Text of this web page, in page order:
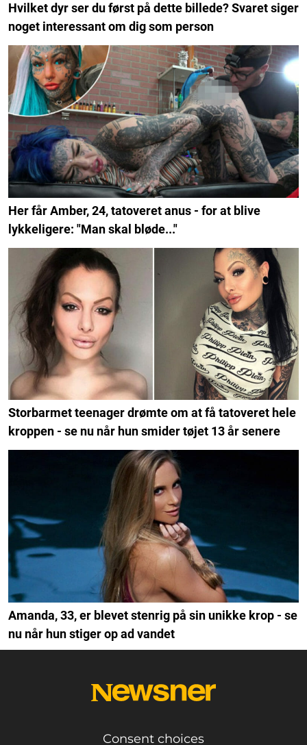
Hvilket dyr ser du først på dette billede? Svaret siger
noget interessant om dig som person
Her får Amber, 24, tatoveret anus - for at blive
lykkeligere: "Man skal bløde..."
Storbarmet teenager drømte om at få tatoveret hele
kroppen - se nu når hun smider tøjet 13 år senere
Amanda, 33, er blevet stenrig på sin unikke krop - se
nu når hun stiger op ad vandet
Consent choices